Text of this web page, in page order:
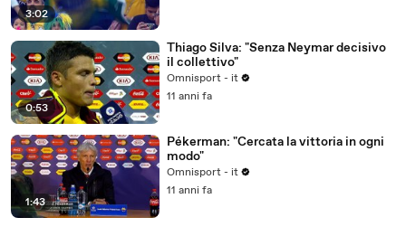
3:02
0:53
Thiago Silva: "Senza Neymar decisivo
il collettivo"
Omnisport - it
11 anni fa
1:43
Pékerman: "Cercata la vittoria in ogni
modo"
Omnisport - it
11 anni fa